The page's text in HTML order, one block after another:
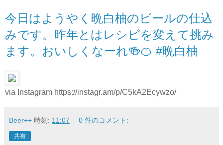
今日はようやく晩白柚のビールの仕込
みです。昨年とはレシピを変えて挑み
ます。おいしくなーれ🍻🍊 #晩白柚
via Instagram https://instagr.am/p/C5kA2Ecywzo/
Beer++ 時刻: 11:07 0 件のコメント:
共有